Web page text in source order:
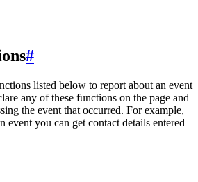
#
listed below to report about an event
any of these functions on the page and
the event that occurred. For example,
you can get contact details entered